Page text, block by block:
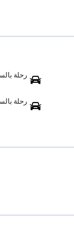
رحلة بالسيارة
رحلة بالسيارة